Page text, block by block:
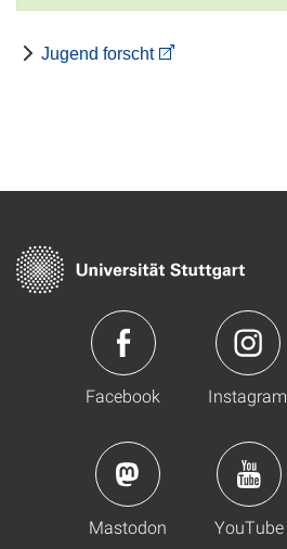
Jugend forscht
Facebook Instagram
Mastodon YouTube